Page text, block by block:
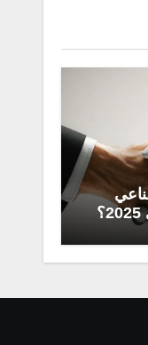
مستقبل الموظفين في 2025؟